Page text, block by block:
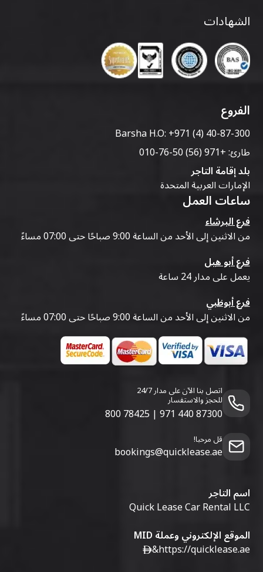
الشهادات
الفروع
Barsha H.O:+971 (4) 40-87-300
طارئ:+971 (56) 50-76-010
بلد إقامة التاجر
الإمارات العربية المتحدة
ساعات العمل
فرع البرشاء
من الاثنين إلى الأحد من الساعة 9:00 صباحًا حتى 07:00 مساءً
فرع أبو هيل
يعمل على مدار 24 ساعة
فرع أبوظبي
من الاثنين إلى الأحد من الساعة 9:00 صباحًا حتى 07:00 مساءً
اتصل بنا الآن على مدار 24/7
للحجز والاستفسار
800 78425 | 971 440 87300
قل مرحبا!
bookings@quicklease.ae
اسم التاجر
Quick Lease Car Rental LLC
الموقع الإلكتروني وعملة MID
https://quicklease.ae
&